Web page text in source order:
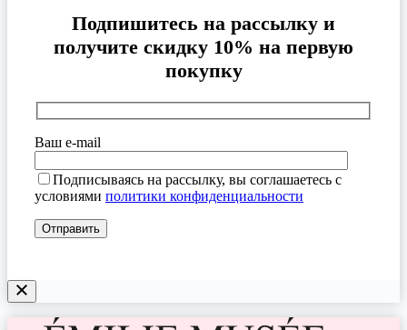
Подпишитесь на рассылку и
получите скидку 10% на первую
покупку
Ваш e-mail
Подписываясь на рассылку, вы соглашаетесь с
условиями политики конфиденциальности